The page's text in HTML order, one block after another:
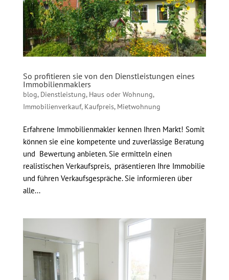
So profitieren sie von den Dienstleistungen eines
Immobilienmaklers
blog, Dienstleistung, Haus oder Wohnung,
Immobilienverkauf, Kaufpreis, Mietwohnung
Erfahrene Immobilienmakler kennen Ihren Markt! Somit
können sie eine kompetente und zuverlässige Beratung
und Bewertung anbieten. Sie ermitteln einen
realistischen Verkaufspreis, präsentieren Ihre Immobilie
und führen Verkaufsgespräche. Sie informieren über
alle...